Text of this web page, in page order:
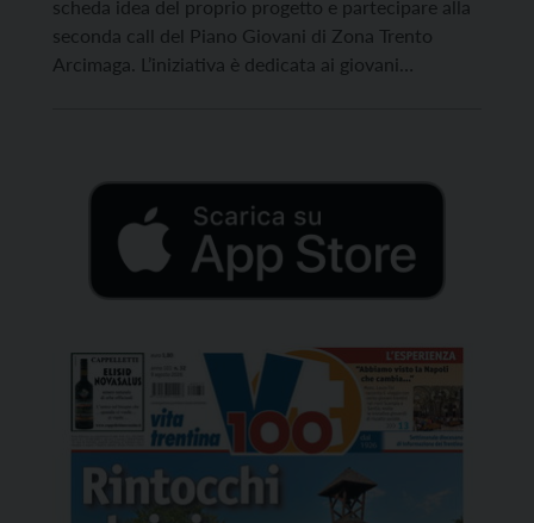
scheda idea del proprio progetto e partecipare alla
seconda call del Piano Giovani di Zona Trento
Arcimaga. L’iniziativa è dedicata ai giovani
Natività di […]